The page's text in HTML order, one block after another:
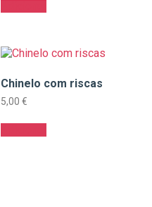
Chinelo com riscas
5,00 €